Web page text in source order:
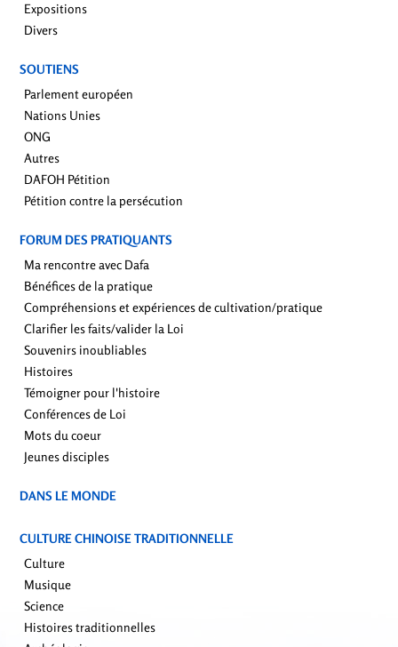
Expositions
Divers
SOUTIENS
Parlement européen
Nations Unies
ONG
Autres
DAFOH Pétition
Pétition contre la persécution
FORUM DES PRATIQUANTS
Ma rencontre avec Dafa
Bénéfices de la pratique
Compréhensions et expériences de cultivation/pratique
Clarifier les faits/valider la Loi
Souvenirs inoubliables
Histoires
Témoigner pour l'histoire
Conférences de Loi
Mots du coeur
Jeunes disciples
DANS LE MONDE
CULTURE CHINOISE TRADITIONNELLE
Culture
Musique
Science
Histoires traditionnelles